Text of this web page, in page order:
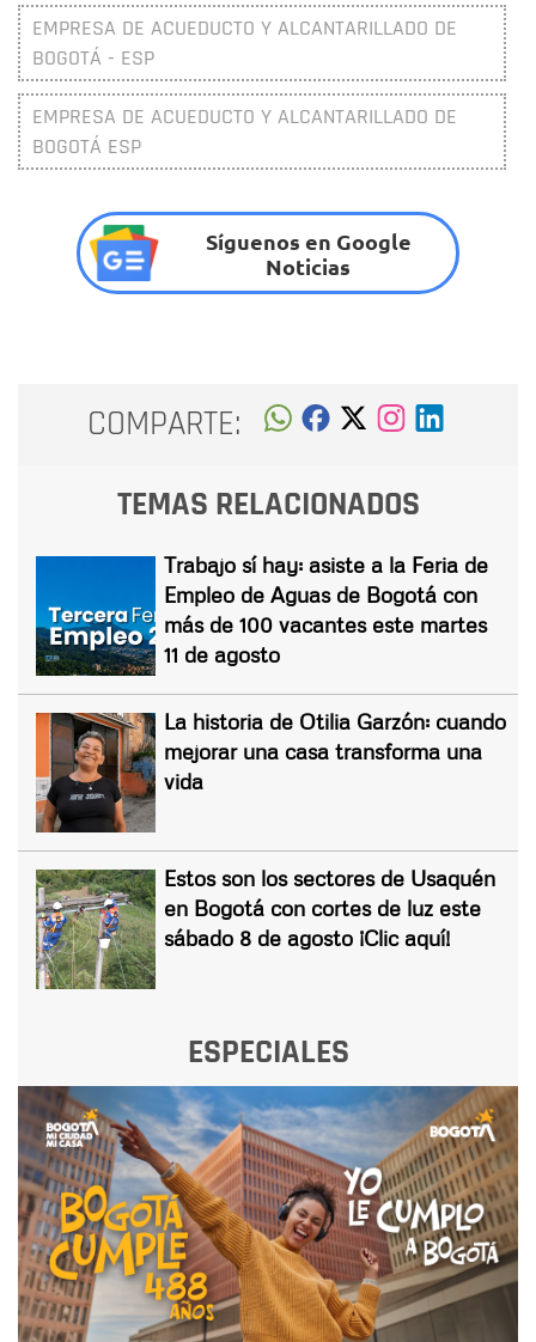
EMPRESA DE ACUEDUCTO Y ALCANTARILLADO DE
BOGOTÁ - ESP
EMPRESA DE ACUEDUCTO Y ALCANTARILLADO DE
BOGOTÁ ESP
Síguenos en Google
Noticias
COMPARTE:
TEMAS RELACIONADOS
Trabajo sí hay: asiste a la Feria de
Empleo de Aguas de Bogotá con
más de 100 vacantes este martes
11 de agosto
La historia de Otilia Garzón: cuando
mejorar una casa transforma una
vida
Estos son los sectores de Usaquén
en Bogotá con cortes de luz este
sábado 8 de agosto ¡Clic aquí!
ESPECIALES